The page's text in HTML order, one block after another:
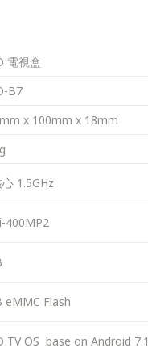
電視盒
B7
x 100mm x 18mm
1.5GHz
400MP2
eMMC Flash
TV OS base on Android 7.1